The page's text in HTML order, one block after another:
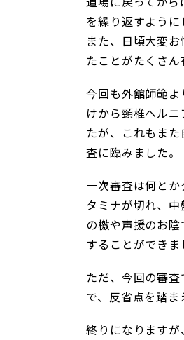
を繰り返すように
また、日頃大変
たことがたくさん
今回も外舘師範
けから頸椎ヘル
たが、これもま
査に臨みました。
一次審査は何と
タミナが切れ、
の檄や声援のお
することができま
ただ、今回の審
で、反省点を踏ま
終りになります